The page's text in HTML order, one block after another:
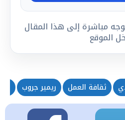
مباشرة إلى هذا المقال
الموقع
ثقافة العمل ريمير جروب